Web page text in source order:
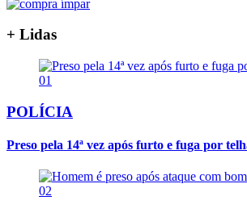
+ Lidas
01
POLÍCIA
Preso pela 14ª vez após furto e fuga por
02